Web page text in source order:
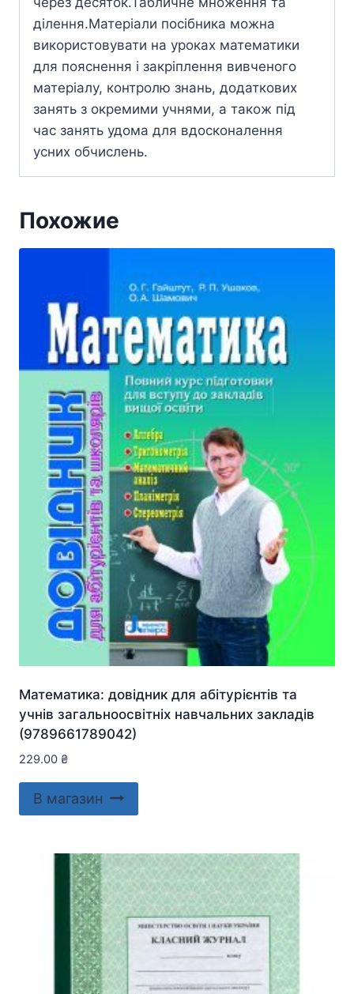
ділення.Матеріали посібника можна
використовувати на уроках математики
для пояснення і закріплення вивченого
матеріалу, контролю знань, додаткових
занять з окремими учнями, а також під
час занять удома для вдосконалення
усних обчислень.
Похожие
Математика: довідник для абітурієнтів та
учнів загальноосвітніх навчальних закладів
(9789661789042)
229.00 ₴
В магазин